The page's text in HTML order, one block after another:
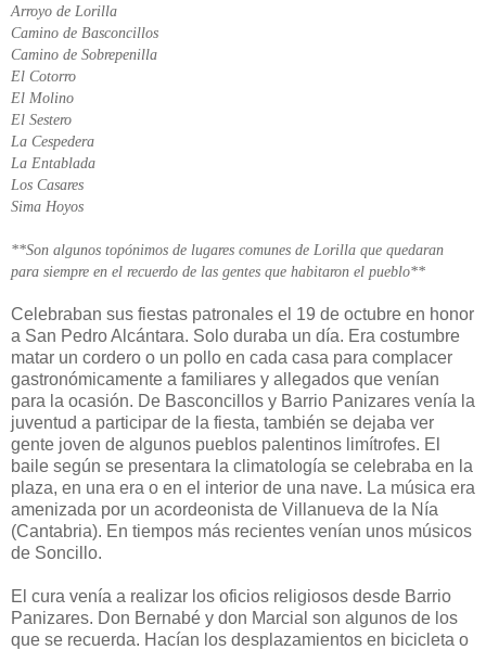
Arroyo de Lorilla
Camino de Basconcillos
Camino de Sobrepenilla
El Cotorro
El Molino
El Sestero
La Cespedera
La Entablada
Los Casares
Sima Hoyos
**Son algunos topónimos de lugares comunes de Lorilla que quedaran
para siempre en el recuerdo de las gentes que habitaron el pueblo**
Celebraban sus fiestas patronales el 19 de octubre en honor
a San Pedro Alcántara. Solo duraba un día. Era costumbre
matar un cordero o un pollo en cada casa para complacer
gastronómicamente a familiares y allegados que venían
para la ocasión. De Basconcillos y Barrio Panizares venía la
juventud a participar de la fiesta, también se dejaba ver
gente joven de algunos pueblos palentinos limítrofes. El
baile según se presentara la climatología se celebraba en la
plaza, en una era o en el interior de una nave. La música era
amenizada por un acordeonista de Villanueva de la Nía
(Cantabria). En tiempos más recientes venían unos músicos
de Soncillo.
El cura venía a realizar los oficios religiosos desde Barrio
Panizares. Don Bernabé y don Marcial son algunos de los
que se recuerda. Hacían los desplazamientos en bicicleta o